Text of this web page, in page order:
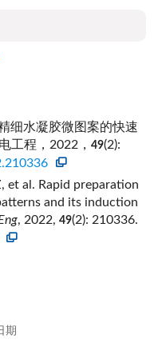
细水凝胶微图案的快速
工程，2022， 49(2):
et al. Rapid preparation
and its induction
, 2022, 49(2): 210336.
期